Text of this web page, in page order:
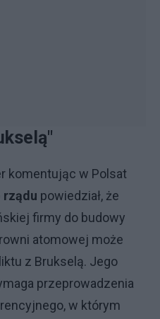
komentując w Polsat
rządu powiedział, że
firmy do budowy
atomowej może
z Brukselą. Jego
przeprowadzenia
w którym